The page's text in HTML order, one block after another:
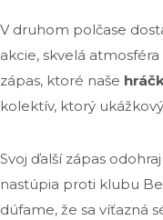
V druhom polčase
akcie, skvelá
zápas, ktoré naše
kolektív, ktorý
Svoj ďalší zápas
nastúpia proti klubu
dúfame, že sa víťazná